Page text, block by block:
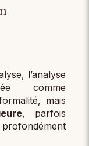
, l’analyse
comme
mais
, parfois